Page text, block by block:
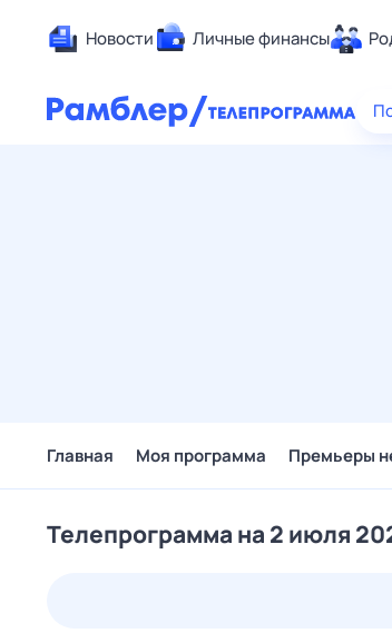
Новости Личные финансы
Главная Моя программа Премьеры
Телепрограмма на 2 июля